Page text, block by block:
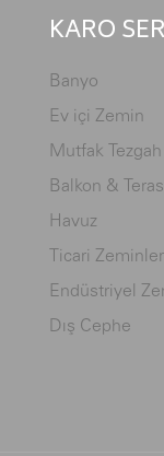
KARO
Banyo
Ev içi Zemin
Mutfak Tezgah
Balkon & Teras
Havuz
Ticari Zeminler
Endüstriyel
Dış Cephe